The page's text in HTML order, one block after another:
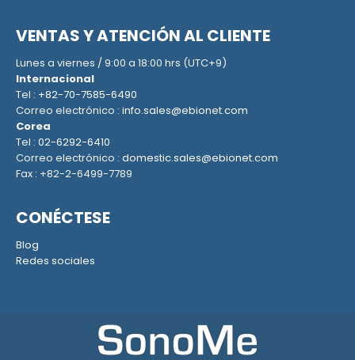
VENTAS Y ATENCIÓN AL CLIENTE
Lunes a viernes / 9:00 a 18:00 hrs (UTC+9)
Internacional
Tel : +82-70-7585-6490
Correo electrónico : info.sales@ebionet.com
Corea
Tel : 02-6292-6410
Correo electrónico : domestic.sales@ebionet.com
Fax : +82-2-6499-7789
CONÉCTESE
Blog
Redes sociales